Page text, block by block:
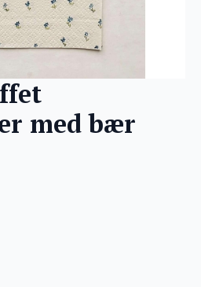
med bær